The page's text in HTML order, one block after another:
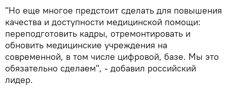
"Но еще многое предстоит сделать для повышения
качества и доступности медицинской помощи:
переподготовить кадры, отремонтировать и
обновить медицинские учреждения на
современной, в том числе цифровой, базе. Мы это
обязательно сделаем", - добавил российский
лидер.